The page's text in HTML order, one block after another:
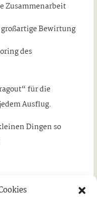
Zusammenarbeit
Bewirtung
des
für die
Ausflug.
Dingen so